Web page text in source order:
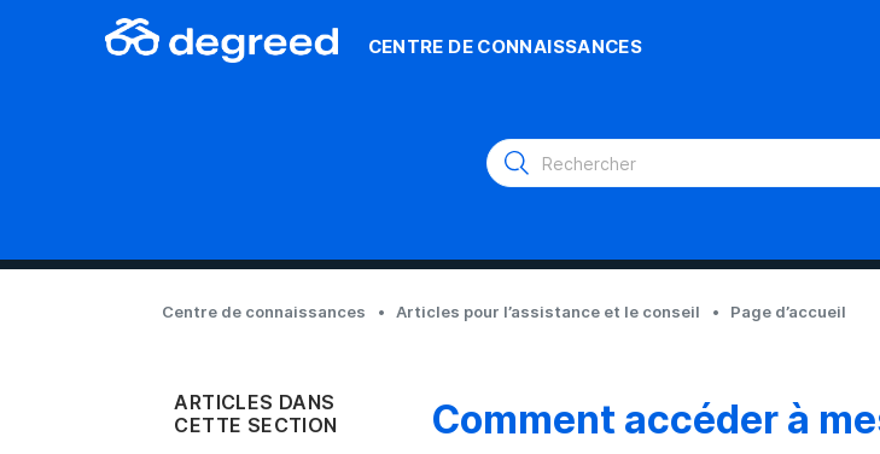
CENTRE DE CONNAISSANCES
Centre de connaissances Articles pour l’assistance et le conseil Page d’accueil
ARTICLES DANS
CETTE SECTION
Comment accéder à